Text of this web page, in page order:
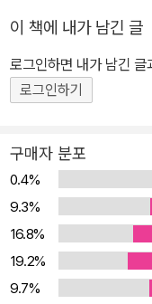
시는 이 책의「머리말」
뤄졌”다며 책에 대한 각별한 애정을
강연인 만큼 이 책은 쉽
수 있다. 특히 매 강연마
더욱 깊이 이해하게 해
치지 않고 있다는 것이
강연에서 부족하게 설명
분이나 본문의 주석을 통해
02년부터 2009년 사이
는 낭시 사상의 최신의
이 책에 내가 남긴 글
로그인하면 내가 남긴
로그인하기
구매자 분포
0.4%
9.3%
16.8%
19.2%
9.7%